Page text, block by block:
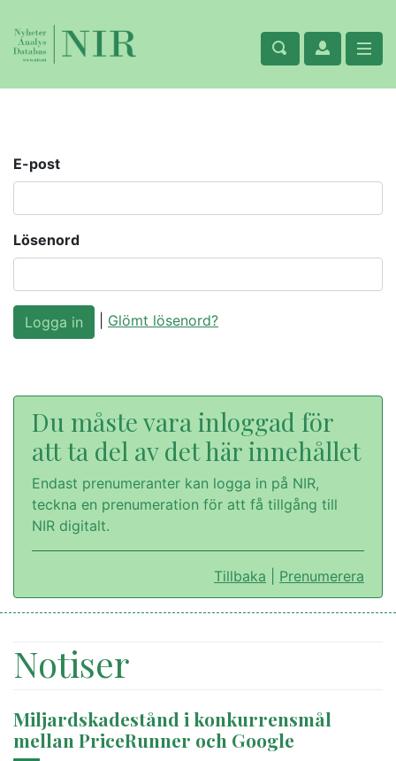
E-post
Lösenord
Glömt lösenord?
Du måste vara inloggad för
att ta del av det här innehållet
Endast prenumeranter kan logga in på NIR,
teckna en prenumeration för att få tillgång till
NIR digitalt.
Tillbaka Prenumerera
Notiser
Miljardskadestånd i konkurrensmål
mellan PriceRunner och Google